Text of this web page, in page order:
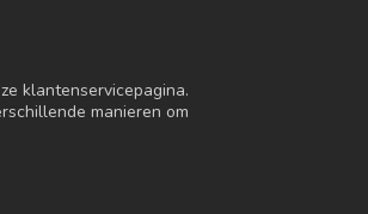
klantenservicepagina.
manieren om